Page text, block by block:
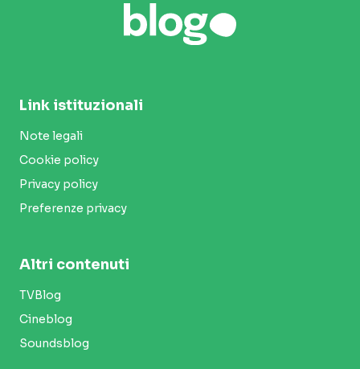
Link istituzionali
Note legali
Cookie policy
Privacy policy
Preferenze privacy
Altri contenuti
TVBlog
Cineblog
Soundsblog